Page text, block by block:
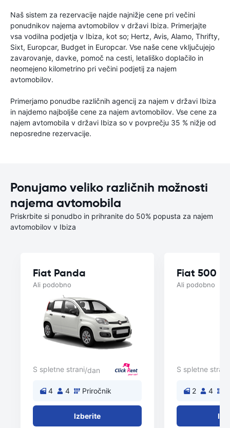
Naš sistem za rezervacije najde najnižje cene pri večini
ponudnikov najema avtomobilov v državi Ibiza. Primerjajte
vsa vodilna podjetja v Ibiza, kot so; Hertz, Avis, Alamo, Thrifty,
Sixt, Europcar, Budget in Europcar. Vse naše cene vključujejo
zavarovanje, davke, pomoč na cesti, letališko doplačilo in
neomejeno kilometrino pri večini podjetij za najem
avtomobilov.
Primerjamo ponudbe različnih agencij za najem v državi Ibiza
in najdemo najboljše cene za najem avtomobilov. Vse cene za
najem avtomobila v državi Ibiza so v povprečju 35 % nižje od
neposredne rezervacije.
Ponujamo veliko različnih možnosti
najema avtomobila
Priskrbite si ponudbo in prihranite do 50% popusta za najem
avtomobilov v Ibiza
Fiat Panda
Ali podobno
S spletne strani/dan
4 4 Priročnik
Izberite
Fiat 500
Ali podobno
S spletne strani
2 4